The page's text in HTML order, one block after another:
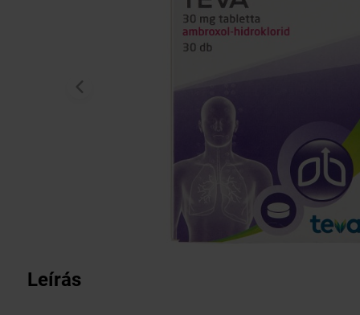
Leírás